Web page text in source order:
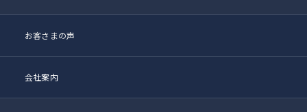
お客さまの声
会社案内